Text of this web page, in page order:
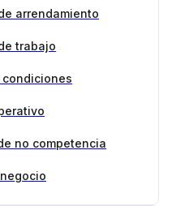
arrendamiento
trabajo
condiciones
no competencia